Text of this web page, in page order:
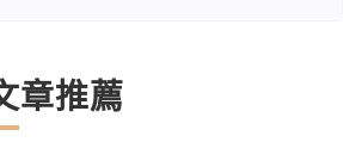
章推薦